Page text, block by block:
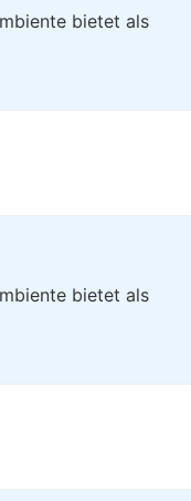
bietet als
bietet als